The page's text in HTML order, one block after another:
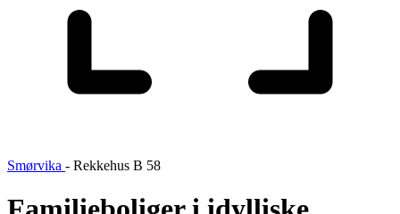
Smørvika - Rekkehus B 58